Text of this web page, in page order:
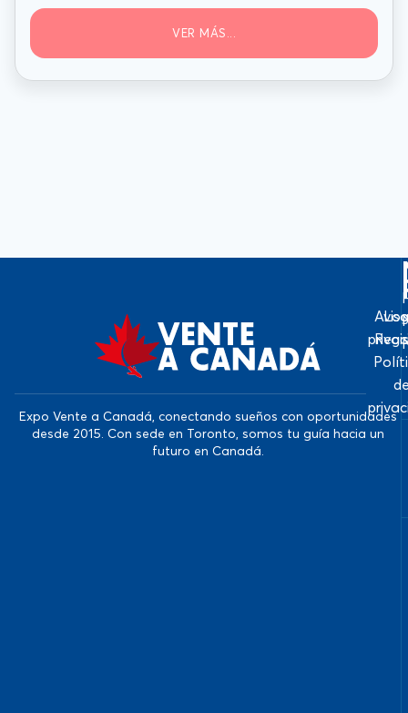
VER MÁS...
Expo Vente a Canadá, conectando sueños con oportunidades
desde 2015. Con sede en Toronto, somos tu guía hacia un
futuro en Canadá.